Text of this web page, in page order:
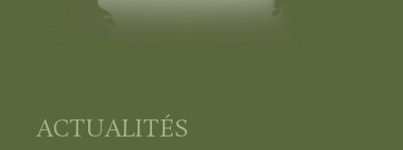
ACTUALITÉS